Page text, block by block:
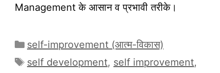
Management के आसान व प्रभावी तरीके।
Categories
self-improvement (आत्म-विकास)
Tags
self development, self improvement,